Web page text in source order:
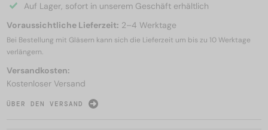
Auf Lager, sofort in unserem Geschäft erhältlich
Voraussichtliche Lieferzeit: 2–4 Werktage
Bei Bestellung mit Gläsern kann sich die Lieferzeit um bis zu 10 Werktage
verlängern.
Versandkosten:
Kostenloser Versand
ÜBER DEN VERSAND